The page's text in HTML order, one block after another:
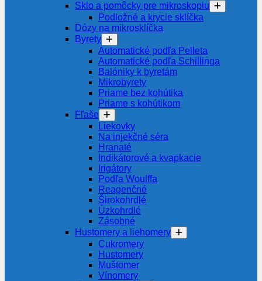
Sklo a pomôcky pre mikroskopiu
Podložné a krycie sklíčka
Dózy na mikrosklíčka
Byrety
Automatické podľa Pelleta
Automatické podľa Schillinga
Balóniky k byretám
Mikrobyrety
Priame bez kohútika
Priame s kohútikom
Fľaše
Liekovky
Na injekčné séra
Hranaté
Indikátorové a kvapkacie
Irigátory
Podľa Woulffa
Reagenčné
Širokohrdlé
Úzkohrdlé
Zásobné
Hustomery a liehomery
Cukromery
Hustomery
Muštomer
Vínomery